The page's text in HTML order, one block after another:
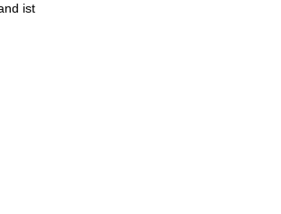
ist